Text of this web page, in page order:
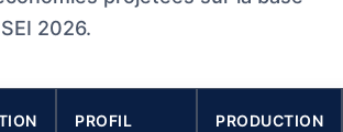
2026.
PROFIL
PRODUCTION